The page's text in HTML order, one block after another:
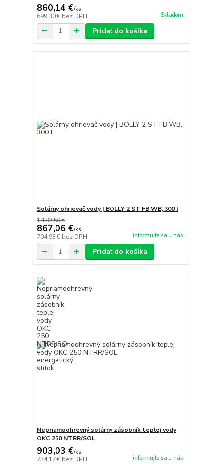
860,14 €/ks
699,30 € bez DPH Skladom
Pridať do košíka
Solárny ohrievač vody | BOLLY 2 ST FB WB, 300 l
1 182,50 €
867,06 €/ks
704,93 € bez DPH informujte sa u nás
Pridať do košíka
Nepriamoohrevný solárny zásobník teplej vody
OKC 250 NTRR/SOL
903,03 €/ks
734,17 € bez DPH informujte sa u nás